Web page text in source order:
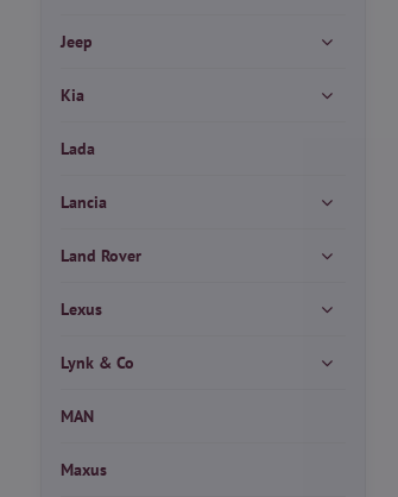
Jeep
Kia
Lada
Lancia
Land Rover
Lexus
Lynk & Co
MAN
Maxus